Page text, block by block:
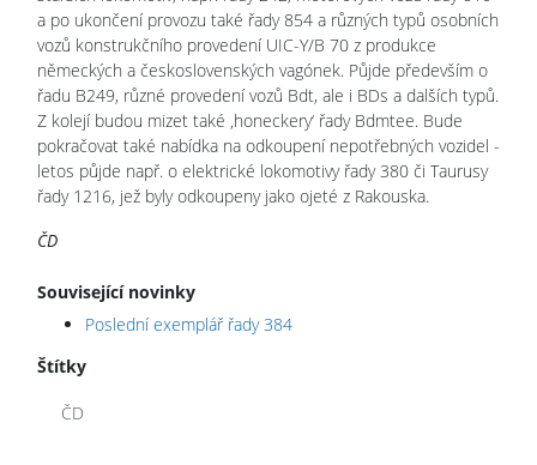
a po ukončení provozu také řady 854 a různých typů osobních
vozů konstrukčního provedení UIC-Y/B 70 z produkce
německých a československých vagónek. Půjde především o
řadu B249, různé provedení vozů Bdt, ale i BDs a dalších typů.
Z kolejí budou mizet také ‚honeckery‘ řady Bdmtee. Bude
pokračovat také nabídka na odkoupení nepotřebných vozidel -
letos půjde např. o elektrické lokomotivy řady 380 či Taurusy
řady 1216, jež byly odkoupeny jako ojeté z Rakouska.
ČD
Související novinky
Poslední exemplář řady 384
Štítky
ČD